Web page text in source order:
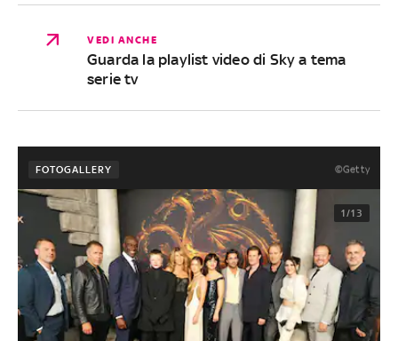
VEDI ANCHE
Guarda la playlist video di Sky a tema
serie tv
FOTOGALLERY ©Getty
1/13